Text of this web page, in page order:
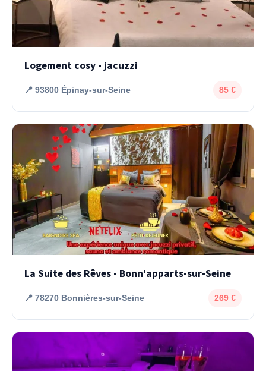
Logement cosy - jacuzzi
📍 93800 Épinay-sur-Seine 85 €
La Suite des Rêves - Bonn'apparts-sur-Seine
📍 78270 Bonnières-sur-Seine 269 €